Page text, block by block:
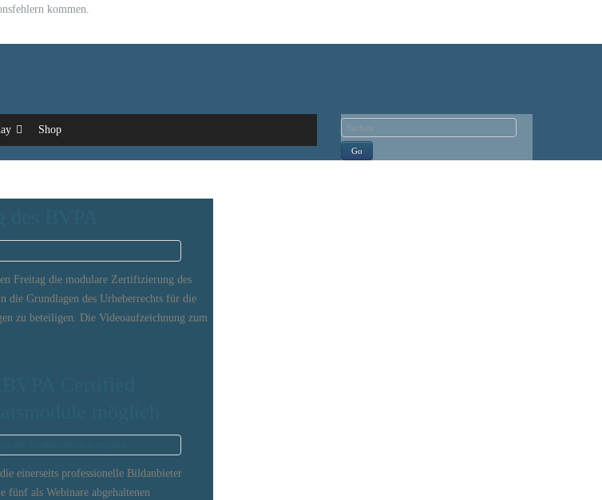
kommen.
Shop
Freitag die modulare Zertifizierung des
die Grundlagen des Urheberrechts für die
zu beteiligen. Die Videoaufzeichnung zum
einerseits professionelle Bildanbieter
fünf als Webinare abgehaltenen